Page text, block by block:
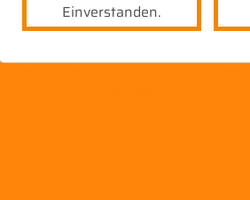
Einverstanden.